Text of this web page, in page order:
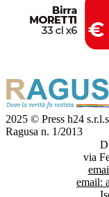
2025 © Press h24
Ragusa n. 1/2013
via
email: